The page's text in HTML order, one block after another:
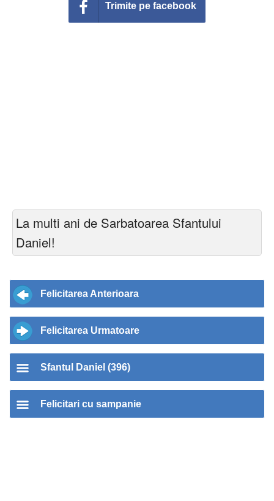
Conecteaza-te
Trimite pe facebook
La multi ani de Sarbatoarea Sfantului
Daniel!
Felicitarea Anterioara
Felicitarea Urmatoare
Sfantul Daniel (396)
Felicitari cu sampanie